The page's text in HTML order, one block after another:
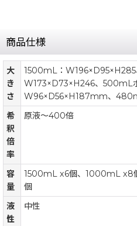
商品仕様
大
き
さ
1500mL：
W173×D73×H246、500mL
W96×D56×H187mm、
希
釈
倍
率
原液〜400倍
容
量
1500mL x6個、1000mL x8
個
液
性
中性